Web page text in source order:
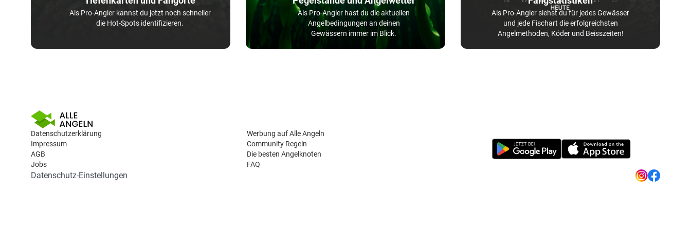
Als Pro-Angler kannst du jetzt noch schneller
die Hot-Spots identifizieren.
Als Pro-Angler hast du die aktuellen
Angelbedingungen an deinen
Gewässern immer im Blick.
Als Pro-Angler siehst du für jedes Gewässer
und jede Fischart die erfolgreichsten
Angelmethoden, Köder und Beisszeiten!
Datenschutzerklärung
Impressum
AGB
Jobs
Werbung auf Alle Angeln
Community Regeln
Die besten Angelknoten
FAQ
Datenschutz-Einstellungen